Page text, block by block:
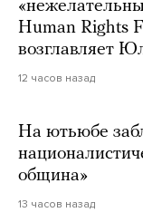
Human Rights
возглавляет
12 часов назад
На ютьюбе
община»
13 часов назад